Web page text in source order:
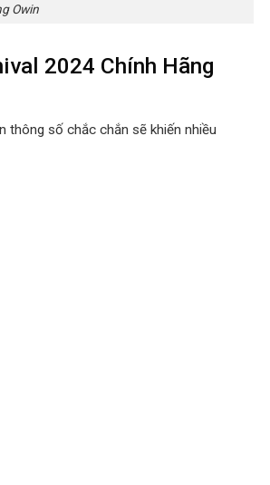
Owin
2024 Chính Hãng
thông số chắc chắn sẽ khiến nhiều